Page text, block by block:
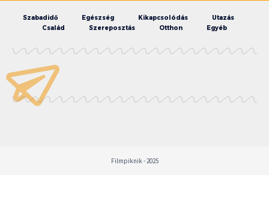
Szabadidő Egészség Kikapcsolódás
Utazás
Család
Szereposztás Otthon Egyéb
Filmpiknik - 2025